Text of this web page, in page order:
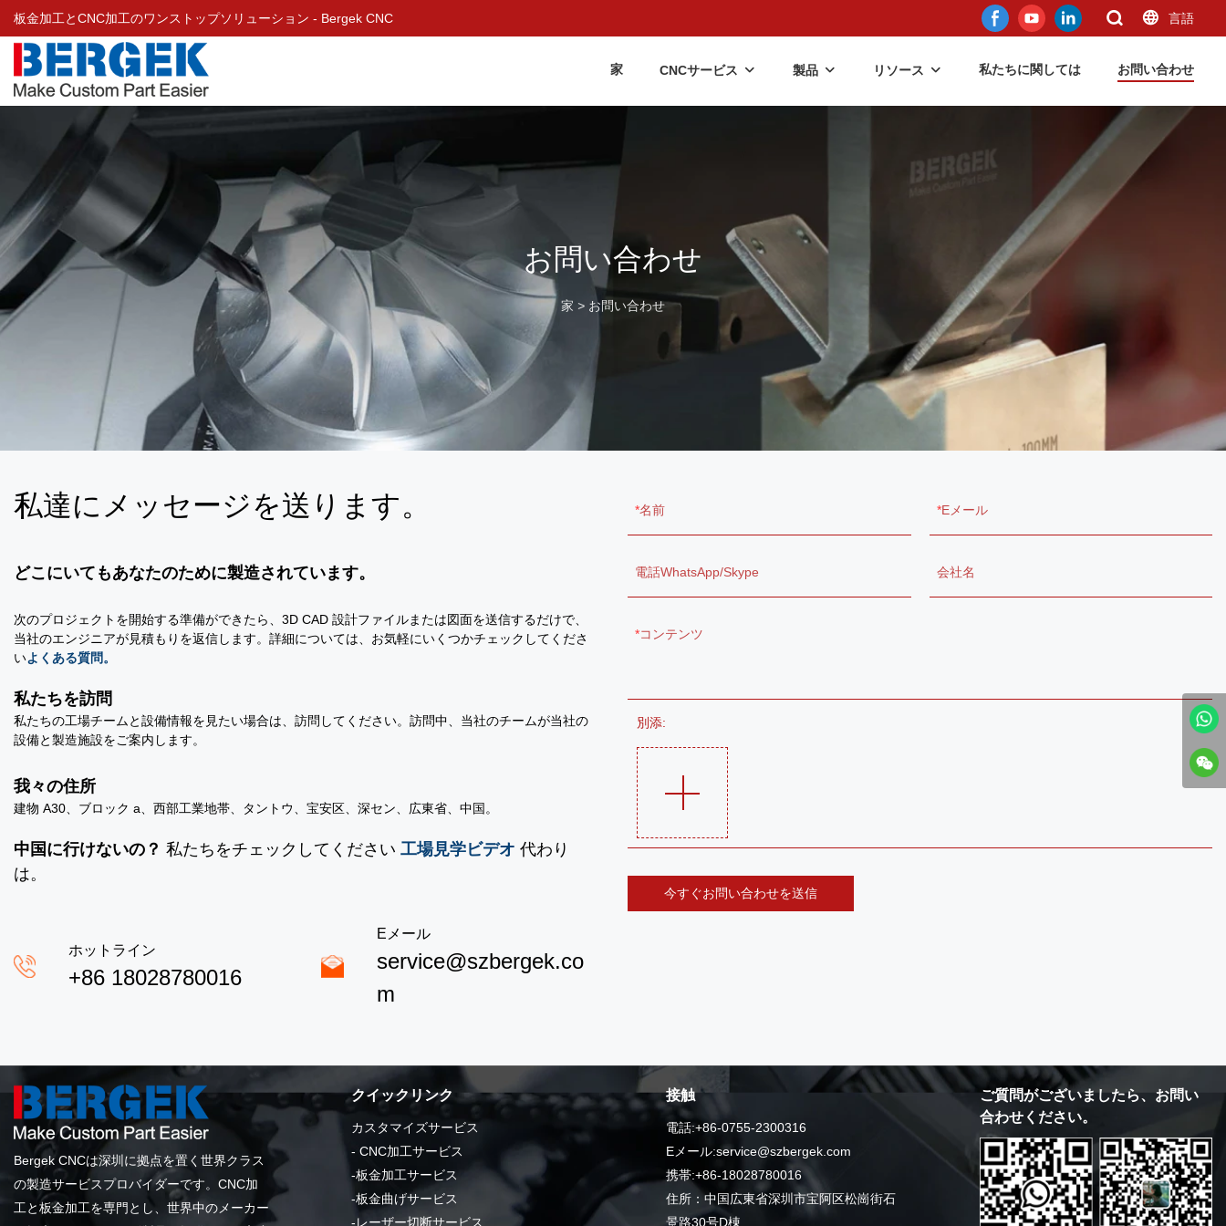
板金加工とCNC加工のワンストップソリューション - Bergek CNC 言語
家 CNCサービス 製品 リソース 私たちに関しては お問い合わせ
お問い合わせ
家 > お問い合わせ
私達にメッセージを送ります。
どこにいてもあなたのために製造されています。
次のプロジェクトを開始する準備ができたら、3D CAD 設計ファイルまたは図面を送信するだけで、
当社のエンジニアが見積もりを返信します。詳細については、お気軽にいくつかチェックしてくださ
いよくある質問。
私たちを訪問
私たちの工場チームと設備情報を見たい場合は、訪問してください。訪問中、当社のチームが当社の
設備と製造施設をご案内します。
我々の住所
建物 A30、ブロック a、西部工業地帯、タントウ、宝安区、深セン、広東省、中国。
中国に行けないの？ 私たちをチェックしてください 工場見学ビデオ 代わり
は。
ホットライン
+86 18028780016
Eメール
service@szbergek.co
m
名前 Eメール
電話WhatsApp/Skype 会社名
コンテンツ
別添:
今すぐお問い合わせを送信
Bergek CNCは深圳に拠点を置く世界クラス
の製造サービスプロバイダーです。CNC加
工と板金加工を専門とし、世界中のメーカー
クイックリンク
カスタマイズサービス
- CNC加工サービス
-板金加工サービス
-板金曲げサービス
-レーザー切断サービス
接触
電話:+86-0755-2300316
Eメール:service@szbergek.com
携帯:+86-18028780016
住所：中国広東省深圳市宝阿区松崗街石
景路30号D棟
ご質問がございましたら、お問い
合わせください。